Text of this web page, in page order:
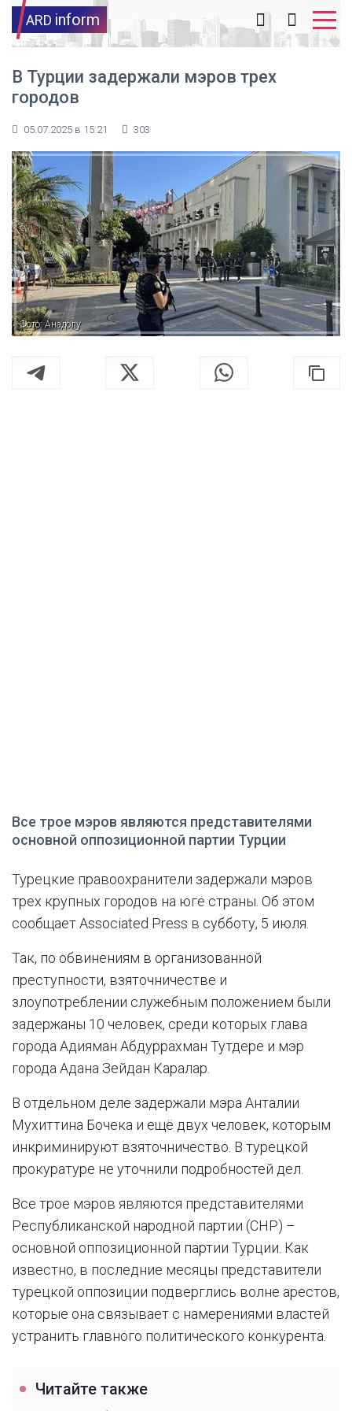
ARD inform
В Турции задержали мэров трех
городов
05.07.2025 в 15:21 303
Фото: Анадолу
Все трое мэров являются представителями
основной оппозиционной партии Турции
Турецкие правоохранители задержали мэров
трех крупных городов на юге страны. Об этом
сообщает Associated Press в субботу, 5 июля.
Так, по обвинениям в организованной
преступности, взяточничестве и
злоупотреблении служебным положением были
задержаны 10 человек, среди которых глава
города Адияман Абдуррахман Тутдере и мэр
города Адана Зейдан Каралар.
В отдельном деле задержали мэра Анталии
Мухиттина Бочека и ещё двух человек, которым
инкриминируют взяточничество. В турецкой
прокуратуре не уточнили подробностей дел.
Все трое мэров являются представителями
Республиканской народной партии (CHP) –
основной оппозиционной партии Турции. Как
известно, в последние месяцы представители
турецкой оппозиции подверглись волне арестов,
которые она связывает с намерениями властей
устранить главного политического конкурента.
Читайте также